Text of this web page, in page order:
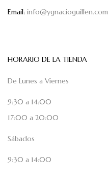
Email: info@ygnacioguillen.com
HORARIO DE LA TIENDA
De Lunes a Viernes
9:30 a 14:00
17:00 a 20:00
Sábados
9:30 a 14:00